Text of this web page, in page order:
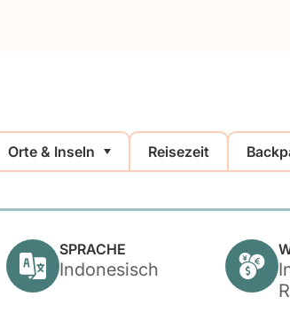
Orte & Inseln Reisezeit
SPRACHE
Indonesisch